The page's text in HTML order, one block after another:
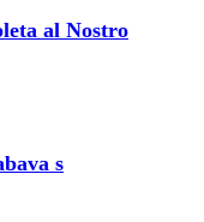
al Nostro
s